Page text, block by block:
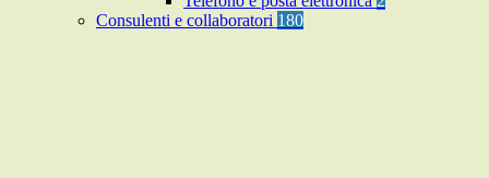
Consulenti e collaboratori 180